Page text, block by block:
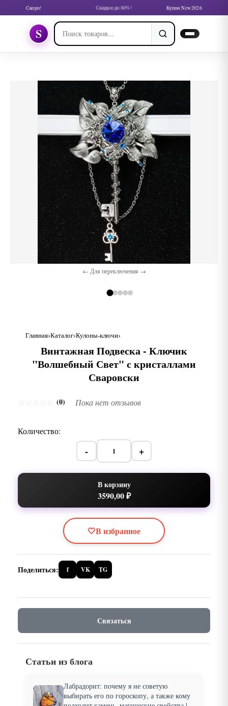
Скоро! Скидки до 80%! Купон New2026
S
← Для переключения →
Главная Каталог Кулоны-ключи
Винтажная Подвеска - Ключик
"Волшебный Свет" с кристаллами
Сваровски
(0) Пока нет отзывов
Количество:
- +
В корзину
3590,00 ₽
🤍В избранное
Поделиться: f VK TG
Связаться
Статьи из блога
Лабрадорит: почему я не советую
выбирать его по гороскопу, а также кому